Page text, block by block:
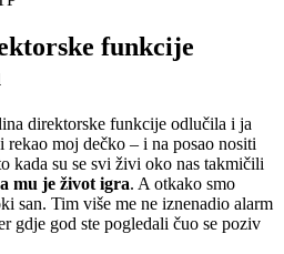
funkcije
direktorske funkcije odlučila i ja
rekao moj dečko – i na posao nositi
kada su se svi živi oko nas takmičili
mu je život igra. A otkako smo
san. Tim više me ne iznenadio alarm
gdje god ste pogledali čuo se poziv